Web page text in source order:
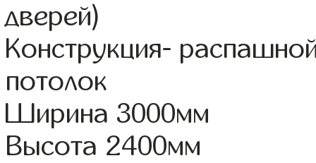
дверей)
Конструкция-
потолок
Ширина 3000мм
Высота 2400мм